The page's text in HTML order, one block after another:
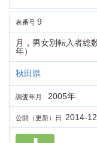
表番号 9
月，男女別転入者総
年）
秋田県
調査年月 2005年
公開（更新）日 2014-